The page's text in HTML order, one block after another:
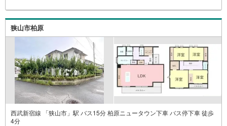
～19:00 この時間はお電話でのお問合わせがスムーズです
5.お子様連れでおこしくださいキッズスペース、授乳室、
オムツ替えベッド、アンパンマンジュースをご用意してお
ります。ご見学ご希望の方は、右上の“室内・現地を見学す
る（無料）をボタンからご予約ください。
狭山市柏原
西武新宿線 「狭山市」駅 バス15分 柏原ニュータウン下車 バス停下車 徒歩
4分